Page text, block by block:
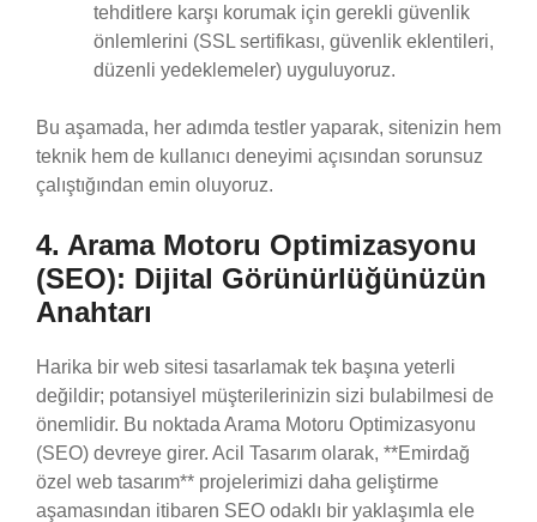
tehditlere karşı korumak için gerekli güvenlik
önlemlerini (SSL sertifikası, güvenlik eklentileri,
düzenli yedeklemeler) uyguluyoruz.
Bu aşamada, her adımda testler yaparak, sitenizin hem
teknik hem de kullanıcı deneyimi açısından sorunsuz
çalıştığından emin oluyoruz.
4. Arama Motoru Optimizasyonu
(SEO): Dijital Görünürlüğünüzün
Anahtarı
Harika bir web sitesi tasarlamak tek başına yeterli
değildir; potansiyel müşterilerinizin sizi bulabilmesi de
önemlidir. Bu noktada Arama Motoru Optimizasyonu
(SEO) devreye girer. Acil Tasarım olarak, **Emirdağ
özel web tasarım** projelerimizi daha geliştirme
aşamasından itibaren SEO odaklı bir yaklaşımla ele